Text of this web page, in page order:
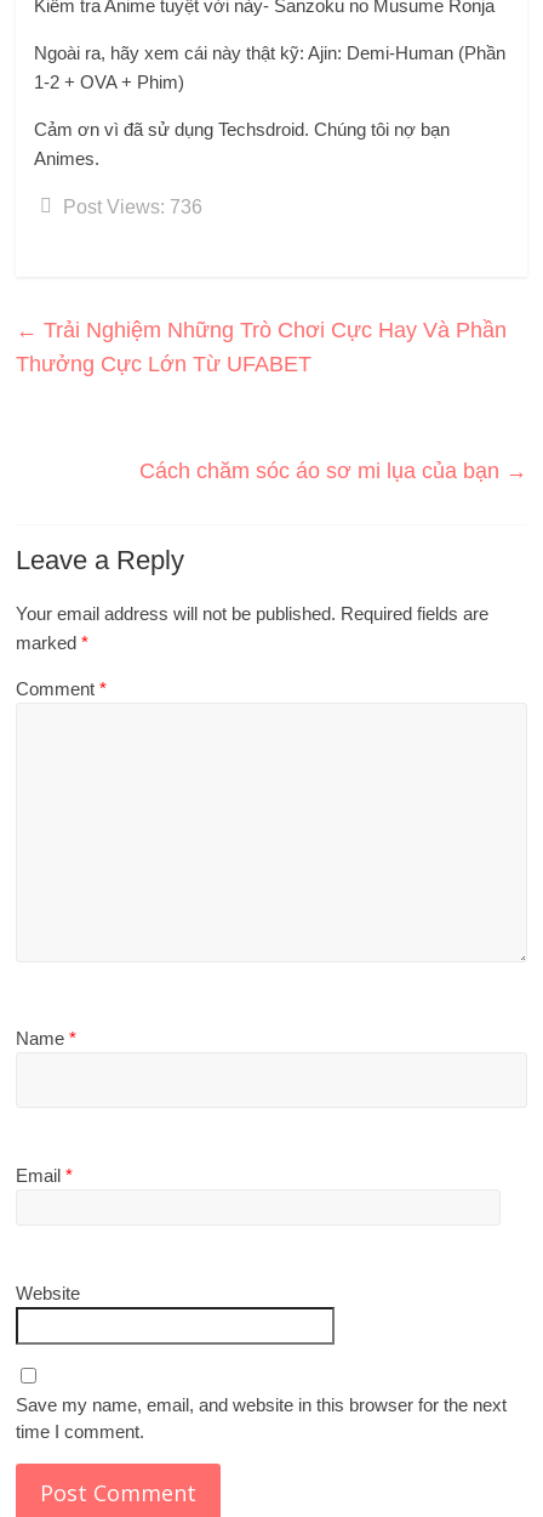
Kiểm tra Anime tuyệt vời này- Sanzoku no Musume Ronja
Ngoài ra, hãy xem cái này thật kỹ: Ajin: Demi-Human (Phần
1-2 + OVA + Phim)
Cảm ơn vì đã sử dụng Techsdroid. Chúng tôi nợ bạn
Animes.
Post Views: 736
← Trải Nghiệm Những Trò Chơi Cực Hay Và Phần
Thưởng Cực Lớn Từ UFABET
Cách chăm sóc áo sơ mi lụa của bạn →
Leave a Reply
Your email address will not be published. Required fields are
marked*
Comment*
Name*
Email*
Website
Save my name, email, and website in this browser for the next
time I comment.